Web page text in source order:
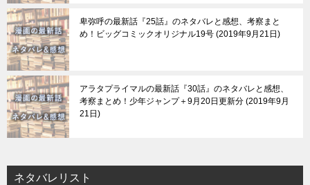
卑弥呼の最新話『25話』のネタバレと感想、考察まと
め！ビッグコミックオリジナル19号 2019年9月21日
アラタプライマルの最新話『30話』のネタバレと感想、
考察まとめ！少年ジャンプ＋9月20日更新分 2019年9月
21日
ネタバレリスト